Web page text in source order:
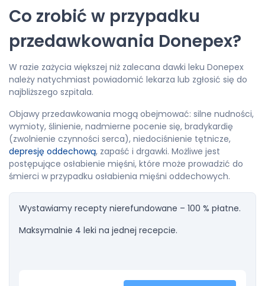
Co zrobić w przypadku
przedawkowania Donepex?
W razie zażycia większej niż zalecana dawki leku Donepex
należy natychmiast powiadomić lekarza lub zgłosić się do
najbliższego szpitala.
Objawy przedawkowania mogą obejmować: silne nudności,
wymioty, ślinienie, nadmierne pocenie się, bradykardię
(zwolnienie czynności serca), niedociśnienie tętnicze,
depresję oddechową, zapaść i drgawki. Możliwe jest
postępujące osłabienie mięśni, które może prowadzić do
śmierci w przypadku osłabienia mięśni oddechowych.
Wystawiamy recepty nierefundowane – 100 % płatne.
Maksymalnie 4 leki na jednej recepcie.